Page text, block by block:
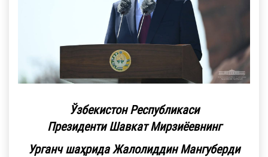
Ўзбекистон Республикаси
ПрезидентиШавкат Мирзиёевнинг
Урганч шаҳрида Жалолиддин Мангуберди